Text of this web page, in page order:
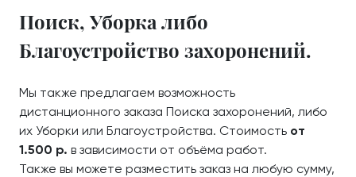
Поиск, Уборка либо
Благоустройство захоронений.
Мы также предлагаем возможность
дистанционного заказа Поиска захоронений, либо
их Уборки или Благоустройства. Стоимость от
1.500 р. в зависимости от объёма работ.
Также вы можете разместить заказ на любую сумму,